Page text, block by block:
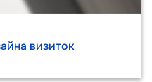
визиток